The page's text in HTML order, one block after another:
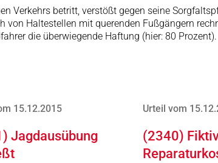
Verkehrs betritt, verstößt gegen seine
Haltestellen mit querenden Fußgängern
die überwiegende Haftung (hier: 80 Prozent).
15.12.2015
Jagdausübung
Urteil vom
(2340)